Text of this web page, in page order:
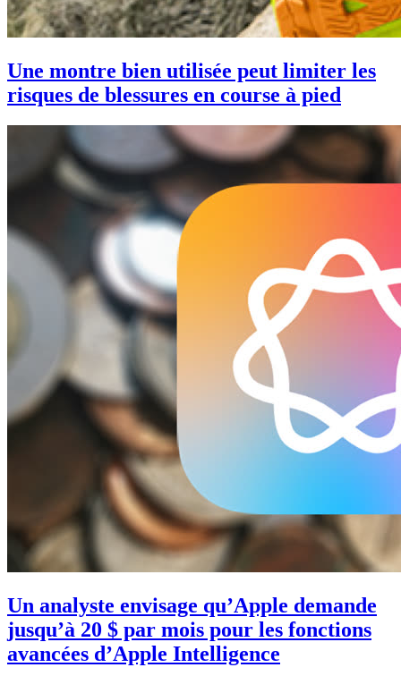
Une montre bien utilisée peut limiter les
risques de blessures en course à pied
Un analyste envisage qu’Apple demande
jusqu’à 20 $ par mois pour les fonctions
avancées d’Apple Intelligence